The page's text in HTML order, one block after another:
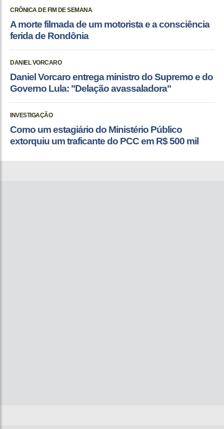
CRÔNICA DE FIM DE SEMANA
A morte filmada de um motorista e a consciência
ferida de Rondônia
DANIEL VORCARO
Daniel Vorcaro entrega ministro do Supremo e do
Governo Lula: "Delação avassaladora"
INVESTIGAÇÃO
Como um estagiário do Ministério Público
extorquiu um traficante do PCC em R$ 500 mil